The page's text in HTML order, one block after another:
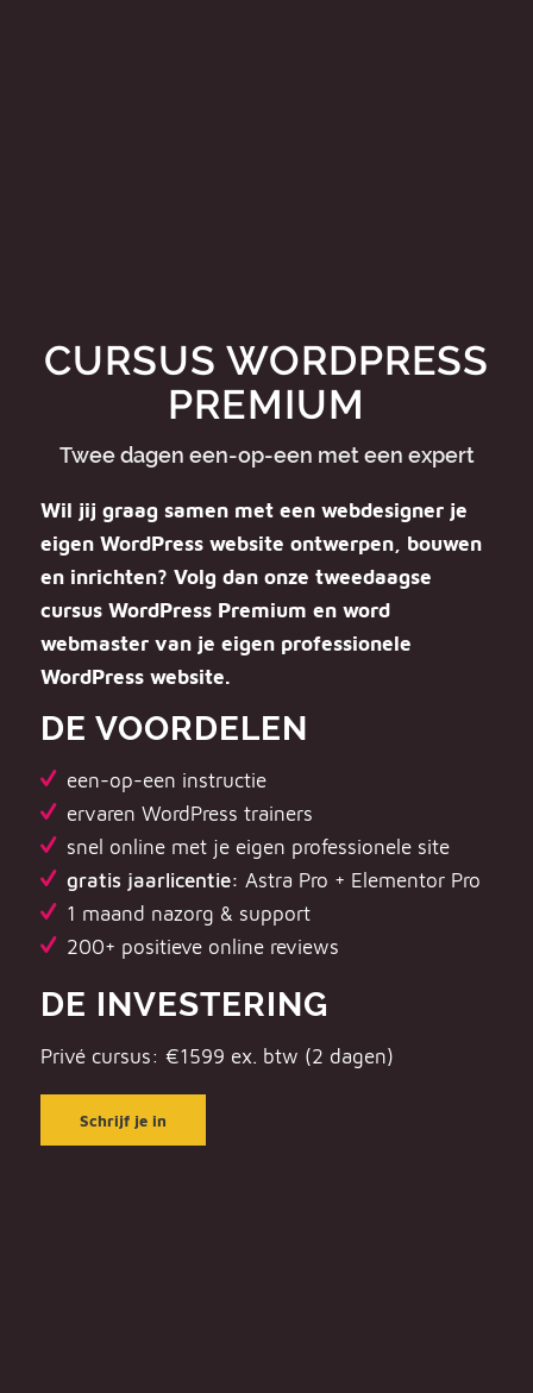
CURSUS WORDPRESS
PREMIUM
Twee dagen een-op-een met een expert
Wil jij graag samen met een webdesigner je
eigen WordPress website ontwerpen, bouwen
en inrichten? Volg dan onze tweedaagse
cursus WordPress Premium en word
webmaster van je eigen professionele
WordPress website.
DE VOORDELEN
een-op-een instructie
ervaren WordPress trainers
snel online met je eigen professionele site
gratis jaarlicentie: Astra Pro + Elementor Pro
1 maand nazorg & support
200+ positieve online reviews
DE INVESTERING
Privé cursus: €1599 ex. btw (2 dagen)
Schrijf je in